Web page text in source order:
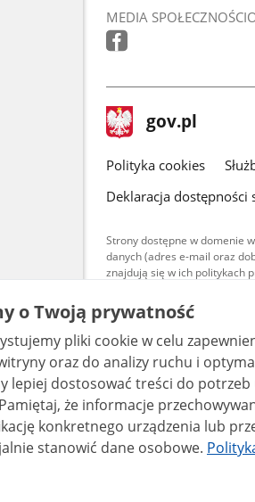
MEDIA
stopka
gov.pl Strona
gov.pl
gov.pl
Polityka cookies
Deklaracja dostępności
Strony dostępne w domenie
danych (adres e-mail oraz
znajdują się w ich politykach
Treści
udostępniane
warunkach
są
bez utworów
o Twoją prywatność
pliki cookie w celu
oraz do analizy ruchu i optymalizacji
lepiej dostosować treści do
konkretnego urządzenia lub
stanowić dane osobowe.